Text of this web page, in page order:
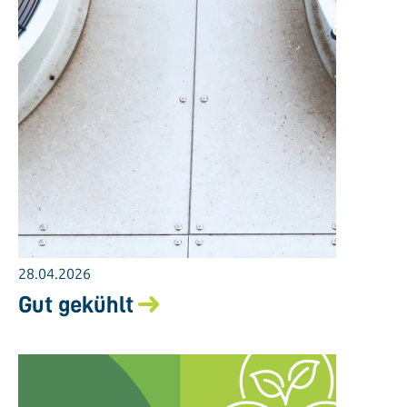
28.04.2026
Gut gekühlt